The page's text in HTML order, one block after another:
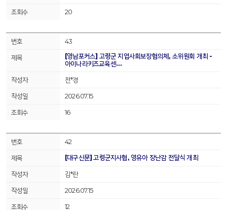
20
43
[영남포커스] 고령군 지엽사회보장협의체, 소위원회 개최 -
아이나라키즈교육센…
전*경
2026.07.15
16
42
[대구신문] 고령군지사협, 영유아 장난감 전달식 개최
김*란
2026.07.15
12